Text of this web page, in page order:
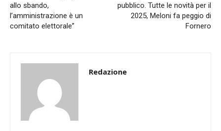
allo sbando,
l’amministrazione è un
comitato elettorale”
pubblico. Tutte le novità per il
2025, Meloni fa peggio di
Fornero
Redazione